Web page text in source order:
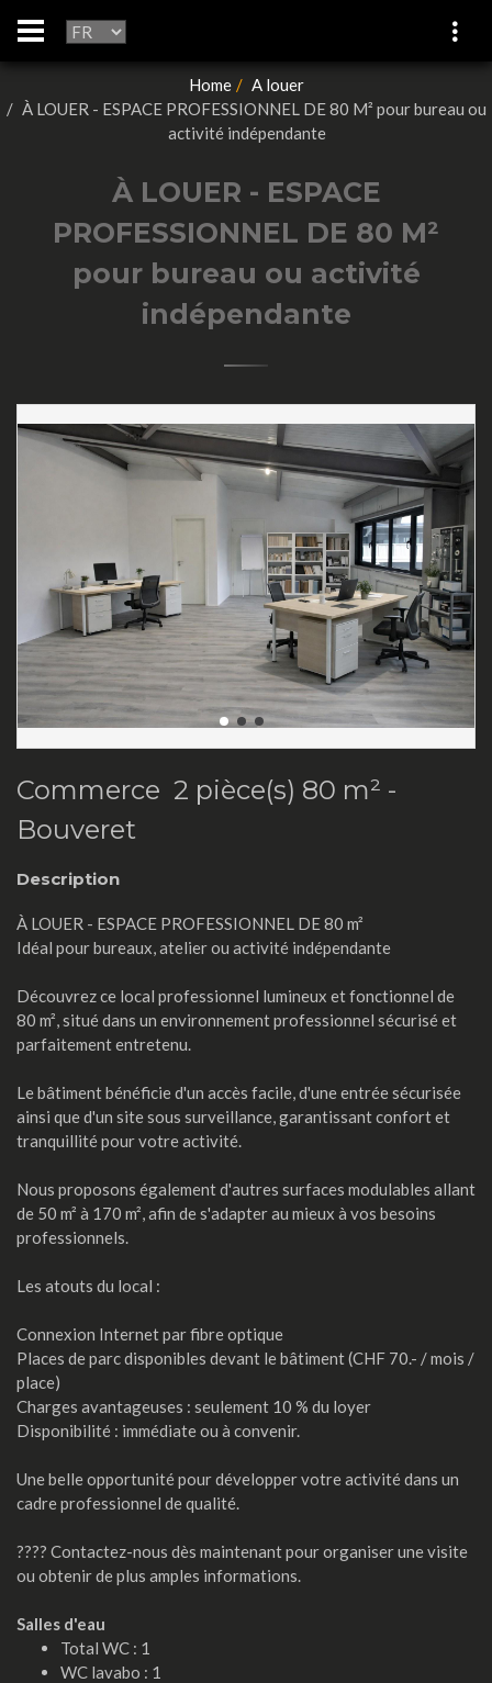
Home
A louer
À LOUER - ESPACE PROFESSIONNEL DE 80 M² pour bureau ou
activité indépendante
À LOUER - ESPACE
PROFESSIONNEL DE 80 M²
pour bureau ou activité
indépendante
Commerce 2 pièce(s) 80 m² -
Bouveret
Description
À LOUER - ESPACE PROFESSIONNEL DE 80 m²
Idéal pour bureaux, atelier ou activité indépendante
Découvrez ce local professionnel lumineux et fonctionnel de
80 m², situé dans un environnement professionnel sécurisé et
parfaitement entretenu.
Le bâtiment bénéficie d'un accès facile, d'une entrée sécurisée
ainsi que d'un site sous surveillance, garantissant confort et
tranquillité pour votre activité.
Nous proposons également d'autres surfaces modulables allant
de 50 m² à 170 m², afin de s'adapter au mieux à vos besoins
professionnels.
Les atouts du local :
Connexion Internet par fibre optique
Places de parc disponibles devant le bâtiment (CHF 70.- / mois /
place)
Charges avantageuses : seulement 10 % du loyer
Disponibilité : immédiate ou à convenir.
Une belle opportunité pour développer votre activité dans un
cadre professionnel de qualité.
???? Contactez-nous dès maintenant pour organiser une visite
ou obtenir de plus amples informations.
Salles d'eau
Total WC : 1
WC lavabo : 1